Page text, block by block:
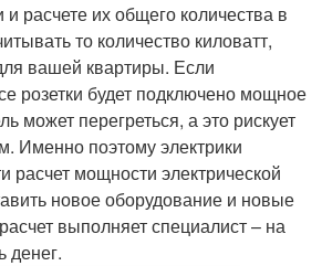
расчете их общего количества в
то количество киловатт,
вашей квартиры. Если
розетки будет подключено мощное
может перегреться, а это рискует
Именно поэтому электрики
расчет мощности электрической
новое оборудование и новые
выполняет специалист – на
денег.